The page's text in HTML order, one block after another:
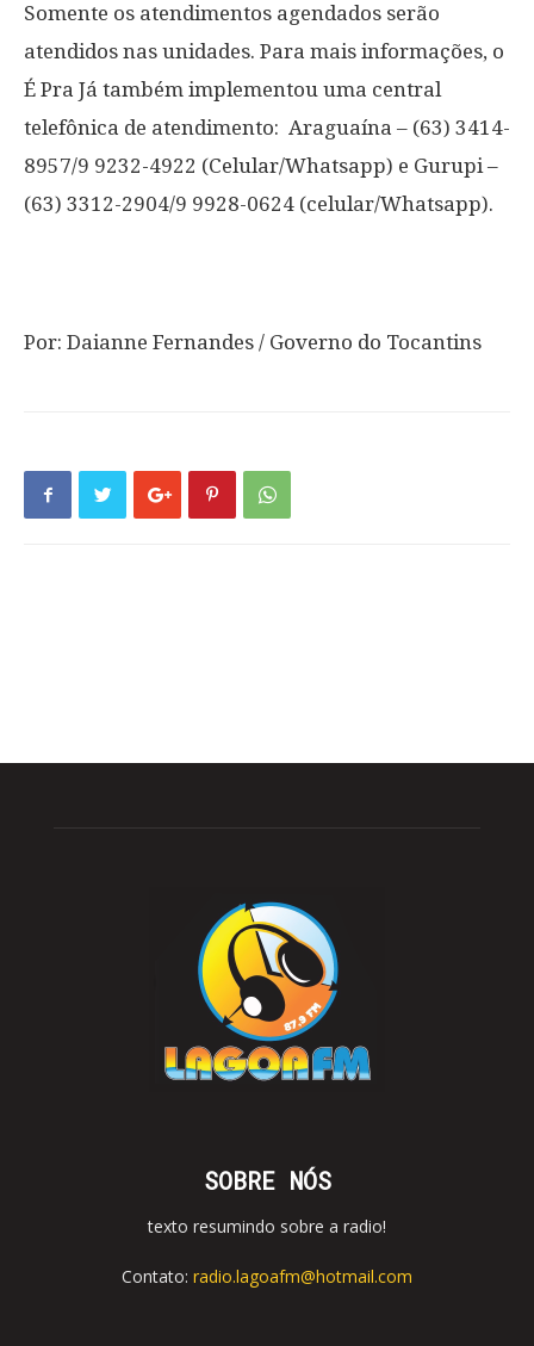
Somente os atendimentos agendados serão
atendidos nas unidades. Para mais informações, o
É Pra Já também implementou uma central
telefônica de atendimento: Araguaína – (63) 3414-
8957/9 9232-4922 (Celular/Whatsapp) e Gurupi –
(63) 3312-2904/9 9928-0624 (celular/Whatsapp).
Por: Daianne Fernandes / Governo do Tocantins
SOBRE NÓS
texto resumindo sobre a radio!
Contato: radio.lagoafm@hotmail.com